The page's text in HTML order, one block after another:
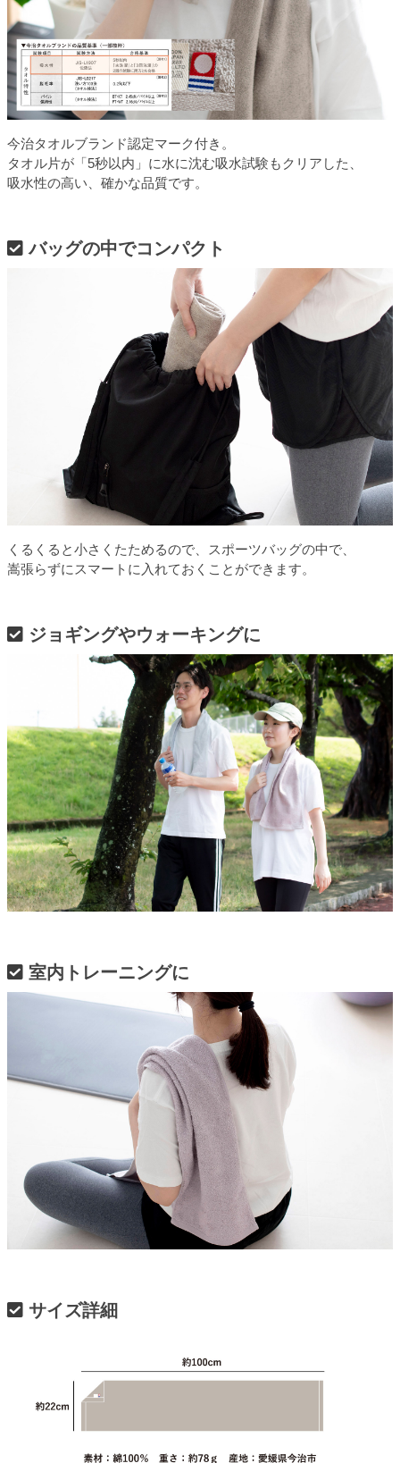
今治タオルブランド認定マーク付き。
タオル片が「5秒以内」に水に沈む吸水試験もクリアした、
吸水性の高い、確かな品質です。
バッグの中でコンパクト
くるくると小さくたためるので、スポーツバッグの中で、
嵩張らずにスマートに入れておくことができます。
ジョギングやウォーキングに
室内トレーニングに
サイズ詳細